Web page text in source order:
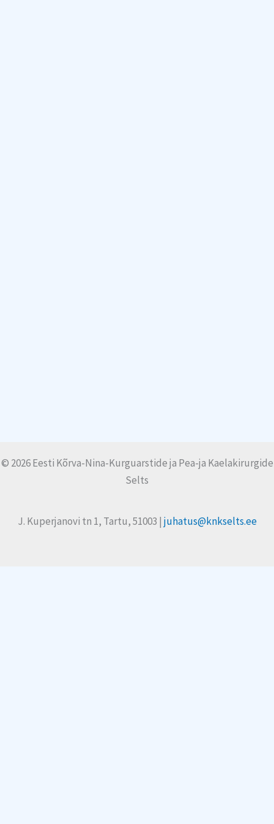
© 2026 Eesti Kõrva-Nina-Kurguarstide ja Pea-ja Kaelakirurgide
Selts
J. Kuperjanovi tn 1, Tartu, 51003 | juhatus@knkselts.ee